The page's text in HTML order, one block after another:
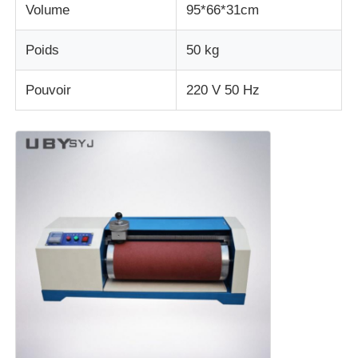
appareil de contrôle de dureté
Volume 95*66*31cm
Poids 50 kg
Pouvoir 220 V 50 Hz